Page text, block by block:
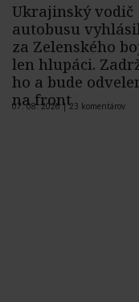
Ukrajinský vodič
autobusu
za Zelenského
len hlupáci.
ho a bude
na front
07. 08. 2026 |23 komentárov